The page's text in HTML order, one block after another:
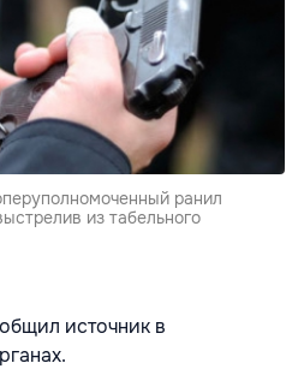
ранил
из табельного
источник в